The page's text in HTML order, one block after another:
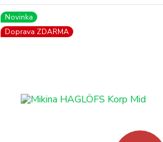
Novinka
Doprava ZDARMA